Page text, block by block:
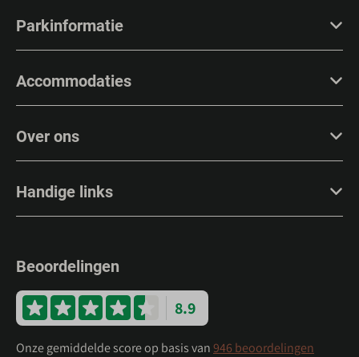
Parkinformatie
Accommodaties
Over ons
Handige links
Beoordelingen
8.9
Onze gemiddelde score op basis van946 beoordelingen